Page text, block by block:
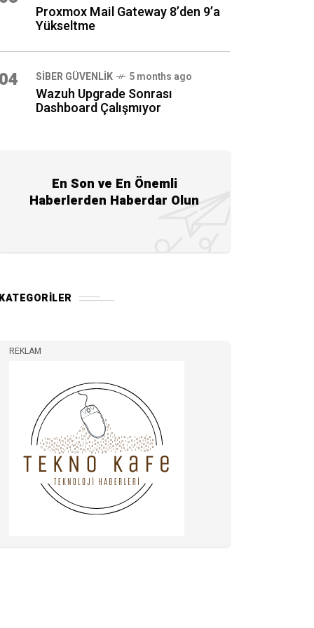
Proxmox Mail Gateway 8’den 9’a
Yükseltme
SIBER GÜVENLIK 5 months ago
Wazuh Upgrade Sonrası
Dashboard Çalışmıyor
En Son ve En Önemli
Haberlerden Haberdar Olun
REKLAM